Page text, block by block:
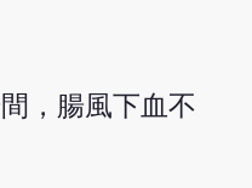
，腸風下血不